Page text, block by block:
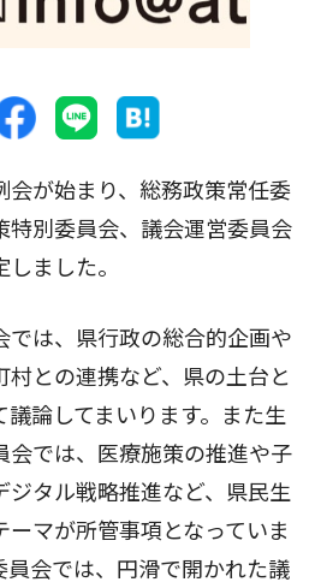
が始まり、総務政策常任委
特別委員会、議会運営委員会
ました。
は、県行政の総合的企画や
村との連携など、県の土台と
論してまいります。また生
会では、医療施策の推進や子
ジタル戦略推進など、県民生
マが所管事項となっていま
員会では、円滑で開かれた議